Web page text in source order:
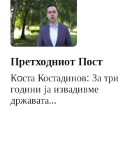
Претходниот Пост
Кoста Костадинов: За три
години ја извадивме
државата…